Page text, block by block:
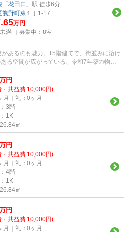
「 花田口 」駅 徒歩6分
熊野町東 １丁1-17
万円
満 ｜募集中： 8室
あるのも魅力。15階建てで、街並みに溶け
る空間が広がっている、令和7年築の物件
万円
・共益費 10,000円)
月｜礼：0ヶ月
3階
1K
㎡
万円
・共益費 10,000円)
月｜礼：0ヶ月
4階
1K
㎡
万円
・共益費 10,000円)
月｜礼：0ヶ月